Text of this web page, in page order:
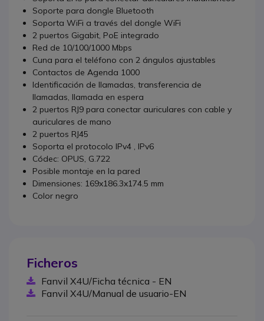
Soporte para dongle Bluetooth
Soporta WiFi a través del dongle WiFi
2 puertos Gigabit, PoE integrado
Red de 10/100/1000 Mbps
Cuna para el teléfono con 2 ángulos ajustables
Contactos de Agenda 1000
Identificación de llamadas, transferencia de
llamadas, llamada en espera
2 puertos RJ9 para conectar auriculares con cable y
auriculares de mano
2 puertos RJ45
Soporta el protocolo IPv4 , IPv6
Códec: OPUS, G.722
Posible montaje en la pared
Dimensiones: 169x186.3x174.5 mm
Color negro
Ficheros
Fanvil X4U/Ficha técnica - EN
Fanvil X4U/Manual de usuario-EN